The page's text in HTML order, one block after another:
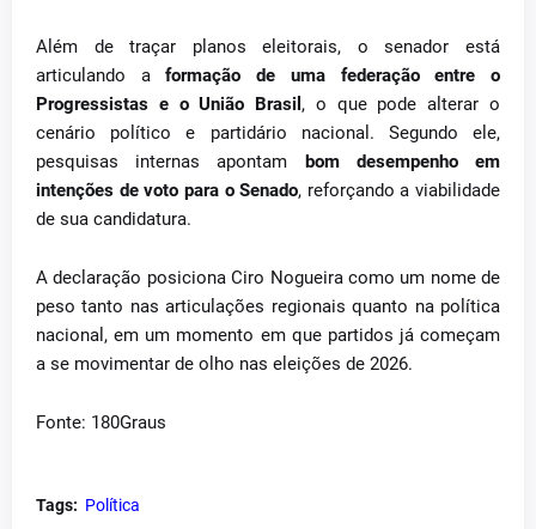
Além de traçar planos eleitorais, o senador está
articulando aformação de uma federação entre o
Progressistas e o União Brasil , o que pode alterar o
cenário político e partidário nacional. Segundo ele,
pesquisas internas apontam bom desempenho em
intenções de voto para o Senado, reforçando a viabilidade
de sua candidatura.
A declaração posiciona Ciro Nogueira como um nome de
peso tanto nas articulações regionais quanto na política
nacional, em um momento em que partidos já começam
a se movimentar de olho nas eleições de 2026.
Fonte: 180Graus
Tags: Política